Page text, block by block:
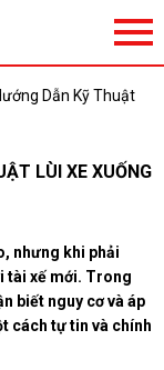
Dẫn Kỹ Thuật
LÙI XE XUỐNG
nhưng khi phải
tài xế mới. Trong
biết nguy cơ và áp
cách tự tin và chính